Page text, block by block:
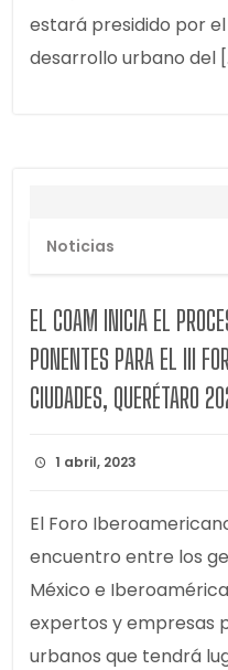
estará presidido por
desarrollo urbano del
Noticias
EL COAM INICIA EL
PONENTES PARA EL III
CIUDADES, QUERÉTARO
1 abril, 2023
El Foro
encuentro entre los
México e
expertos y empresas
urbanos que tendrá